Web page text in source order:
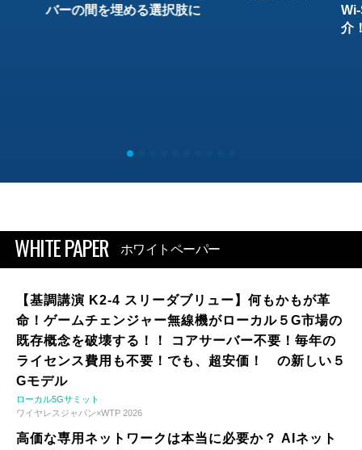
バーの間を埋める選択肢に
介
WHITE PAPER ホワイトペーパー
【基調講演 K2-4 スリーダブリュー】何もかもが革
命！ゲームチェンジャー無線機がローカル５G市場の
既存概念を破壊する！！ コアサーバー不要！毎年の
ライセンス費用も不要！でも、超安価！ の新しい５
Gモデル
ローカル5Gサミット
ワイヤレスジャパン×WTP 2026
高価な専用ネットワークは本当に必要か？ AIネット